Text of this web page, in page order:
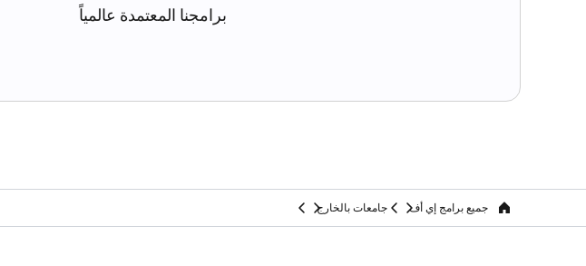
برامجنا المعتمدة عالمياً
homeجميع برامج إي أف جامعات بالخارج